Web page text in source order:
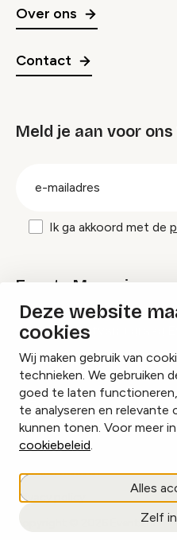
Deze website
cookies
Wij maken gebruik van
technieken. We gebruiken
goed te laten
te analyseren en
kunnen tonen. Voor meer
cookiebeleid.
Alles
Zelf
Over ons
Contact
Meld je aan voor
Ik ga akkoord met de
Events Magazine
Ik ontvang graag
InstagramFacebookLinkedIn
Cookies beheren
Privacy policy
copyright © 2026 Events.nl